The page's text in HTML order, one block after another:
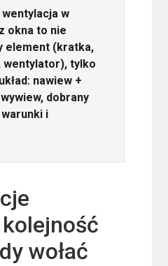
w
okna to nie
element (kratka,
wentylator), tylko
nawiew +
dobrany
i
wołać